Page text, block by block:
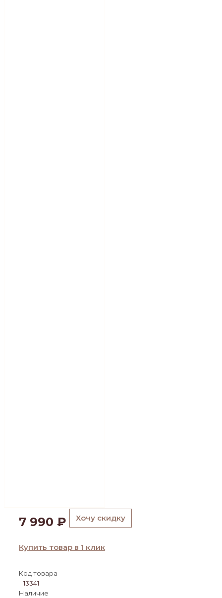
7 990 ₽ Хочу скидку
Купить товар в 1 клик
Код товара
13341
Наличие